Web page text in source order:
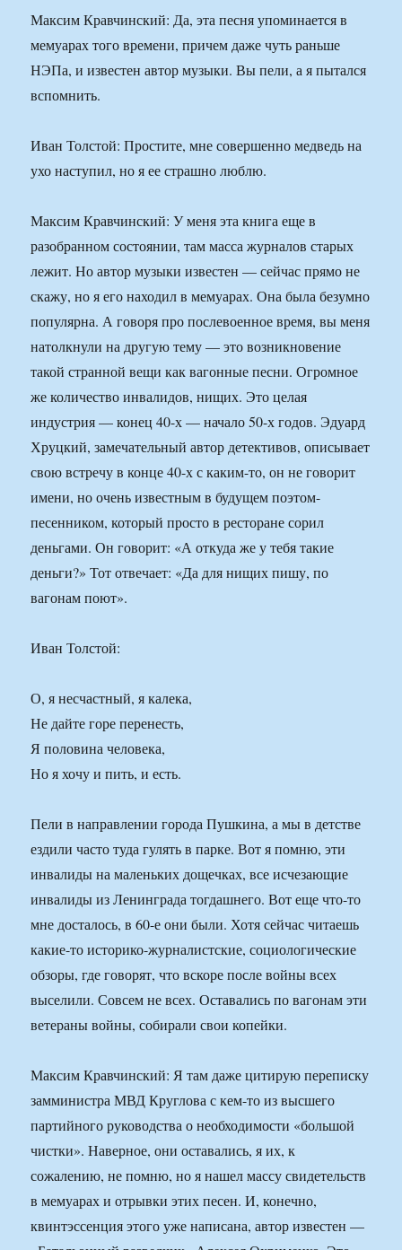
Максим Кравчинский: Да, эта песня упоминается в
мемуарах того времени, причем даже чуть раньше
НЭПа, и известен автор музыки. Вы пели, а я пытался
вспомнить.
Иван Толстой: Простите, мне совершенно медведь на
ухо наступил, но я ее страшно люблю.
Максим Кравчинский: У меня эта книга еще в
разобранном состоянии, там масса журналов старых
лежит. Но автор музыки известен — сейчас прямо не
скажу, но я его находил в мемуарах. Она была безумно
популярна. А говоря про послевоенное время, вы меня
натолкнули на другую тему — это возникновение
такой странной вещи как вагонные песни. Огромное
же количество инвалидов, нищих. Это целая
индустрия — конец 40-х — начало 50-х годов. Эдуард
Хруцкий, замечательный автор детективов, описывает
свою встречу в конце 40-х с каким-то, он не говорит
имени, но очень известным в будущем поэтом-
песенником, который просто в ресторане сорил
деньгами. Он говорит: «А откуда же у тебя такие
деньги?» Тот отвечает: «Да для нищих пишу, по
вагонам поют».
Иван Толстой:
О, я несчастный, я калека,
Не дайте горе перенесть,
Я половина человека,
Но я хочу и пить, и есть.
Пели в направлении города Пушкина, а мы в детстве
ездили часто туда гулять в парке. Вот я помню, эти
инвалиды на маленьких дощечках, все исчезающие
инвалиды из Ленинграда тогдашнего. Вот еще что-то
мне досталось, в 60-е они были. Хотя сейчас читаешь
какие-то историко-журналистские, социологические
обзоры, где говорят, что вскоре после войны всех
выселили. Совсем не всех. Оставались по вагонам эти
ветераны войны, собирали свои копейки.
Максим Кравчинский: Я там даже цитирую переписку
замминистра МВД Круглова с кем-то из высшего
партийного руководства о необходимости «большой
чистки». Наверное, они оставались, я их, к
сожалению, не помню, но я нашел массу свидетельств
в мемуарах и отрывки этих песен. И, конечно,
квинтэссенция этого уже написана, автор известен —